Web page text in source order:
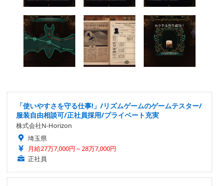
「使いやすさを守る仕事!」/リズムゲームのゲームテスター/
服装自由相談可/正社員採用/プライベート充実
株式会社N-Horizon
埼玉県
月給27万7,000円～28万7,000円
正社員